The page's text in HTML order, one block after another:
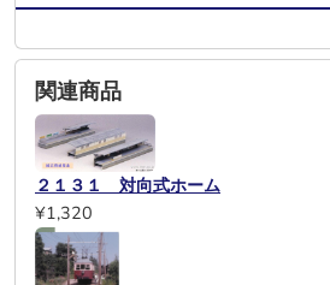
関連商品
２１３１ 対向式ホーム
¥1,320